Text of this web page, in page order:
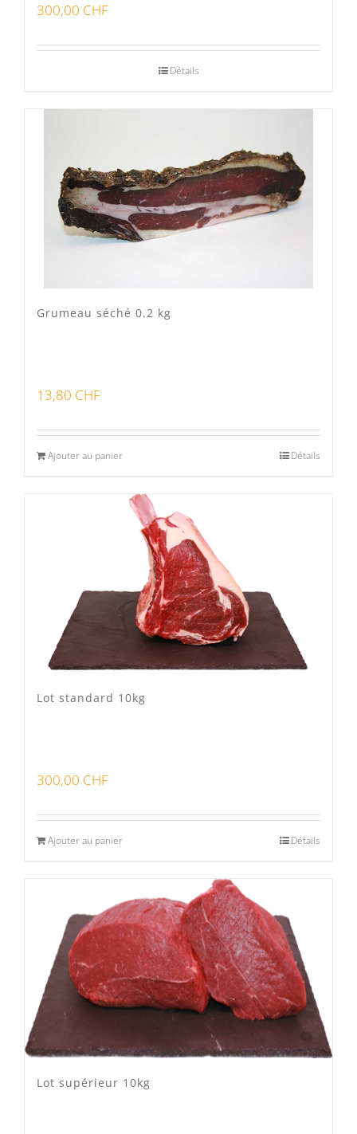
300,00 CHF
Détails
Grumeau séché 0.2 kg
13,80 CHF
Ajouter au panier Détails
Lot standard 10kg
300,00 CHF
Ajouter au panier Détails
Lot supérieur 10kg